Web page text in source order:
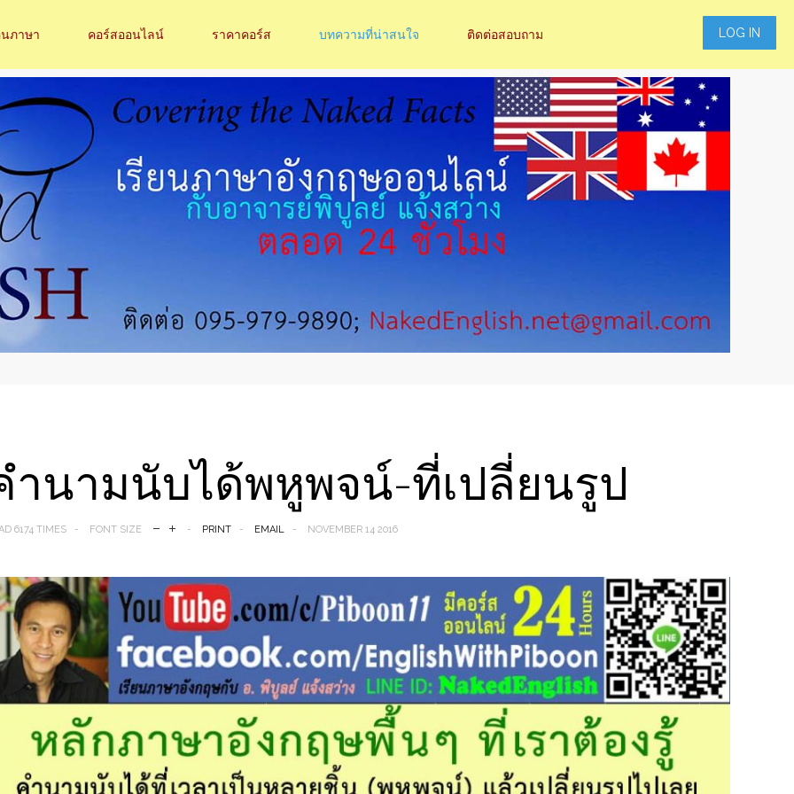
ำนามนับได้พหูพจน์-ที่เปลี่ยนรูป
6174 TIMES FONT SIZE PRINT EMAIL NOVEMBER 14 2016
LOG INORSIGN UP
Username
Password
นภาษา คอร์สออนไลน์ ราคาคอร์ส บทความที่น่าสนใจ ติดต่อสอบถาม LOG IN